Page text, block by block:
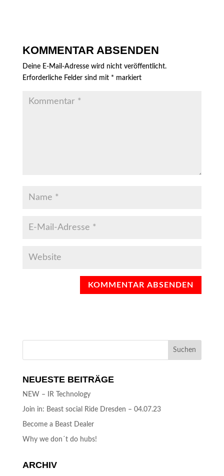
KOMMENTAR ABSENDEN
Deine E-Mail-Adresse wird nicht veröffentlicht.
Erforderliche Felder sind mit * markiert
NEUESTE BEITRÄGE
NEW – IR Technology
Join in: Beast social Ride Dresden – 04.07.23
Become a Beast Dealer
Why we don´t do hubs!
ARCHIV